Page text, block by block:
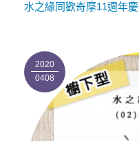
水之緣同歡奇摩11週年慶
2020
0408